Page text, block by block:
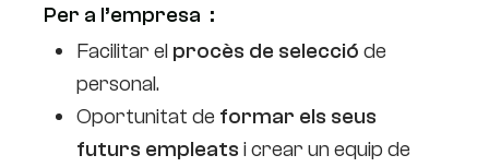
Per a l’empresa ‍ :
Facilitar el procès de selecció de
personal.
Oportunitat de formar els seus
futurs empleats i crear un equip de